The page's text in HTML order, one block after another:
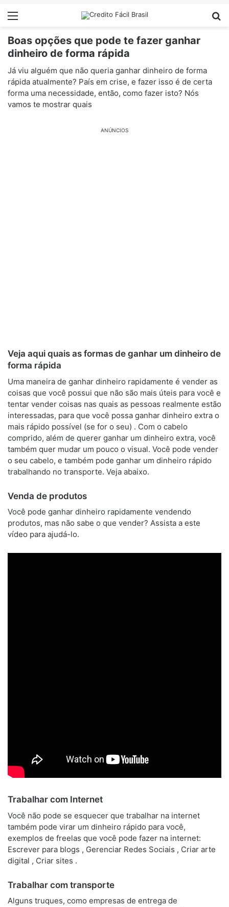
Menu
Boas opções que pode te fazer ganhar
dinheiro de forma rápida
Já viu alguém que não queria ganhar dinheiro de forma
rápida atualmente? País em crise, e fazer isso é de certa
forma uma necessidade, então, como fazer isto? Nós
vamos te mostrar quais
ANÚNCIOS
Veja aqui quais as formas de ganhar um dinheiro de
forma rápida
Uma maneira de ganhar dinheiro rapidamente é vender as
coisas que você possui que não são mais úteis para você e
tentar vender coisas nas quais as pessoas realmente estão
interessadas, para que você possa ganhar dinheiro extra o
mais rápido possível (se for o seu) . Com o cabelo
comprido, além de querer ganhar um dinheiro extra, você
também quer mudar um pouco o visual. Você pode vender
o seu cabelo, e também pode ganhar um dinheiro rápido
trabalhando no transporte. Veja abaixo.
Venda de produtos
Você pode ganhar dinheiro rapidamente vendendo
produtos, mas não sabe o que vender? Assista a este
vídeo para ajudá-lo.
Trabalhar com Internet
Você não pode se esquecer que trabalhar na internet
também pode virar um dinheiro rápido para você,
exemplos de freelas que você pode fazer na internet:
Escrever para blogs , Gerenciar Redes Sociais , Criar arte
digital , Criar sites .
Trabalhar com transporte
Alguns truques, como empresas de entrega de